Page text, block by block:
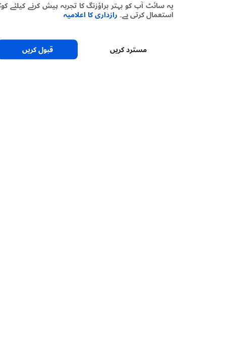
یہ سائٹ آپ کو بہتر براؤزنگ کا تجربہ پیش کرنے کیلئے کوکیز
استعمال کرتی ہے۔رازداری کا اعلامیہ
مسترد کریں قبول کریں